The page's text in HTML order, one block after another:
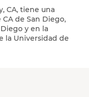
CA, tiene una
de San Diego,
y en la
la Universidad de